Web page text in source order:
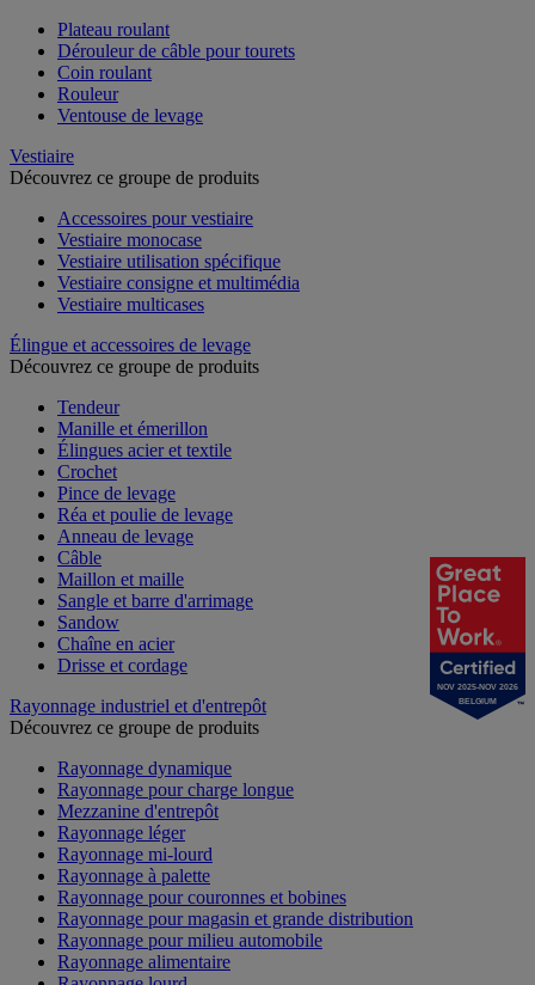
Plateau roulant
Dérouleur de câble pour tourets
Coin roulant
Rouleur
Ventouse de levage
Vestiaire
Découvrez ce groupe de produits
Accessoires pour vestiaire
Vestiaire monocase
Vestiaire utilisation spécifique
Vestiaire consigne et multimédia
Vestiaire multicases
Élingue et accessoires de levage
Découvrez ce groupe de produits
Tendeur
Manille et émerillon
Élingues acier et textile
Crochet
Pince de levage
Réa et poulie de levage
Anneau de levage
Câble
Maillon et maille
Sangle et barre d'arrimage
Sandow
Chaîne en acier
Drisse et cordage
Rayonnage industriel et d'entrepôt
Découvrez ce groupe de produits
Rayonnage dynamique
Rayonnage pour charge longue
Mezzanine d'entrepôt
Rayonnage léger
Rayonnage mi-lourd
Rayonnage à palette
Rayonnage pour couronnes et bobines
Rayonnage pour magasin et grande distribution
Rayonnage pour milieu automobile
Rayonnage alimentaire
NOV 2025-NOV 2026
BELGIUM